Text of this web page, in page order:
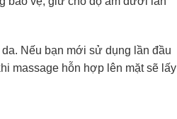
Nếu bạn mới sử dụng lần đầu
massage hỗn hợp lên mặt sẽ lấy